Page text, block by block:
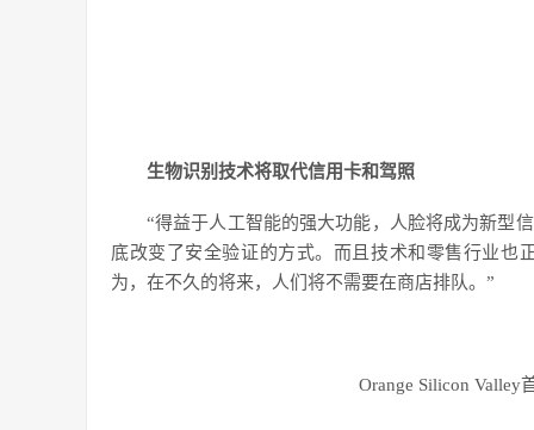
生物识别技术将取代信用卡和驾照
“得益于人工智能的强大功能，人脸将成为新型
底改变了安全验证的方式。而且技术和零售行业也
为，在不久的将来，人们将不需要在商店排队。”
Orange Silicon Valley